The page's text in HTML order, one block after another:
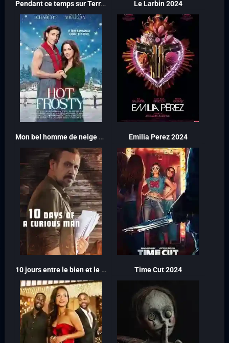
Pendant ce temps sur Terre 2024 Le Larbin 2024
Mon bel homme de neige 2024 Emilia Perez 2024
10 jours entre le bien et le mal 2024 Time Cut 2024